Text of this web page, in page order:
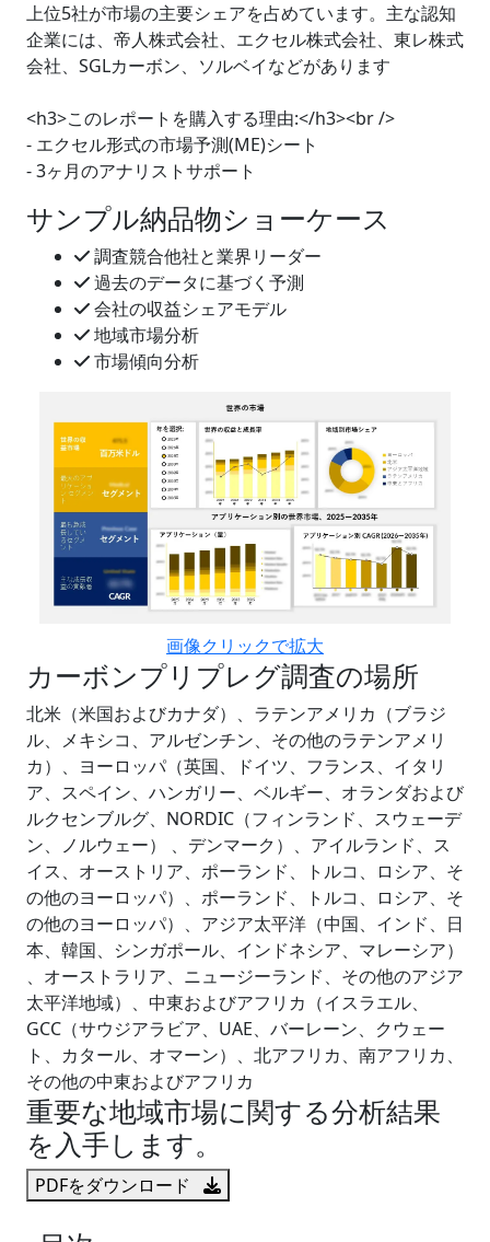
上位5社が市場の主要シェアを占めています。主な認知
企業には、帝人株式会社、エクセル株式会社、東レ株式
会社、SGLカーボン、ソルベイなどがあります
<h3>このレポートを購入する理由:</h3><br />
- エクセル形式の市場予測(ME)シート
- 3ヶ月のアナリストサポート
サンプル納品物ショーケース
調査競合他社と業界リーダー
過去のデータに基づく予測
会社の収益シェアモデル
地域市場分析
市場傾向分析
画像クリックで拡大
カーボンプリプレグ調査の場所
北米（米国およびカナダ）、ラテンアメリカ（ブラジ
ル、メキシコ、アルゼンチン、その他のラテンアメリ
カ）、ヨーロッパ（英国、ドイツ、フランス、イタリ
ア、スペイン、ハンガリー、ベルギー、オランダおよび
ルクセンブルグ、NORDIC（フィンランド、スウェーデ
ン、ノルウェー） 、デンマーク）、アイルランド、ス
イス、オーストリア、ポーランド、トルコ、ロシア、そ
の他のヨーロッパ）、ポーランド、トルコ、ロシア、そ
の他のヨーロッパ）、アジア太平洋（中国、インド、日
本、韓国、シンガポール、インドネシア、マレーシア）
、オーストラリア、ニュージーランド、その他のアジア
太平洋地域）、中東およびアフリカ（イスラエル、
GCC（サウジアラビア、UAE、バーレーン、クウェー
ト、カタール、オマーン）、北アフリカ、南アフリカ、
その他の中東およびアフリカ
重要な地域市場に関する分析結果
を入手します。
PDFをダウンロード